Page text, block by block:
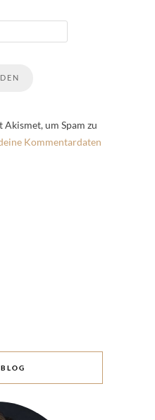
um Spam zu
Kommentardaten